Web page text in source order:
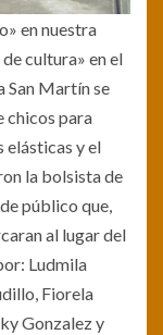
en nuestra
cultura» en el
San Martín se
chicos para
elásticas y el
la bolsista de
público que,
al lugar del
Ludmila
Fiorela
Gonzalez y